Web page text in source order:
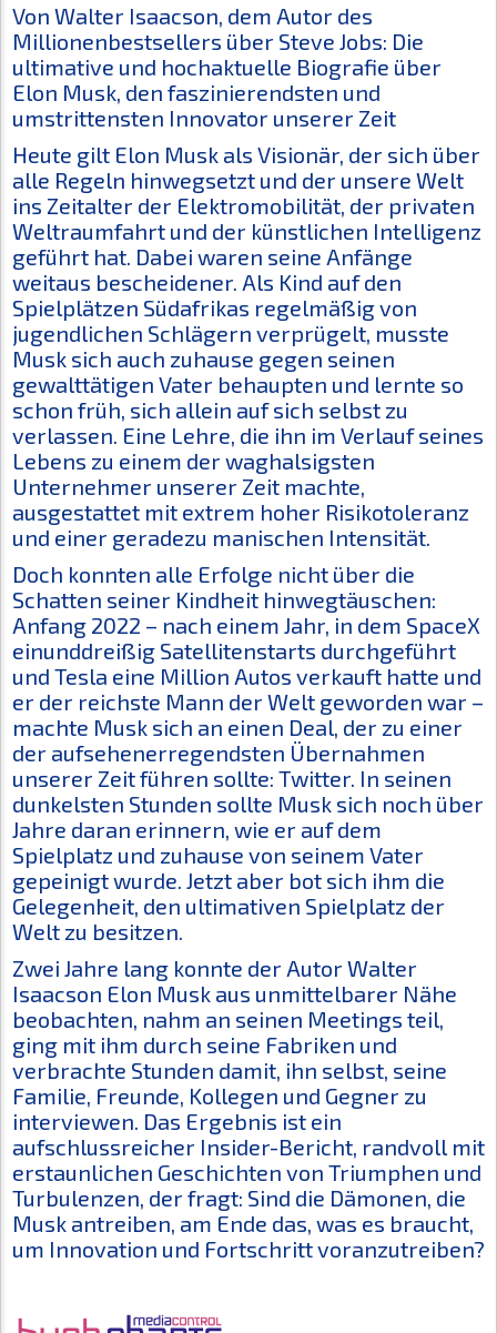
Von Walter Isaacson, dem Autor des
Millionenbestsellers über Steve Jobs: Die
ultimative und hochaktuelle Biografie über
Elon Musk, den faszinierendsten und
umstrittensten Innovator unserer Zeit
Heute gilt Elon Musk als Visionär, der sich über
alle Regeln hinwegsetzt und der unsere Welt
ins Zeitalter der Elektromobilität, der privaten
Weltraumfahrt und der künstlichen Intelligenz
geführt hat. Dabei waren seine Anfänge
weitaus bescheidener. Als Kind auf den
Spielplätzen Südafrikas regelmäßig von
jugendlichen Schlägern verprügelt, musste
Musk sich auch zuhause gegen seinen
gewalttätigen Vater behaupten und lernte so
schon früh, sich allein auf sich selbst zu
verlassen. Eine Lehre, die ihn im Verlauf seines
Lebens zu einem der waghalsigsten
Unternehmer unserer Zeit machte,
ausgestattet mit extrem hoher Risikotoleranz
und einer geradezu manischen Intensität.
Doch konnten alle Erfolge nicht über die
Schatten seiner Kindheit hinwegtäuschen:
Anfang 2022 – nach einem Jahr, in dem SpaceX
einunddreißig Satellitenstarts durchgeführt
und Tesla eine Million Autos verkauft hatte und
er der reichste Mann der Welt geworden war –
machte Musk sich an einen Deal, der zu einer
der aufsehenerregendsten Übernahmen
unserer Zeit führen sollte: Twitter. In seinen
dunkelsten Stunden sollte Musk sich noch über
Jahre daran erinnern, wie er auf dem
Spielplatz und zuhause von seinem Vater
gepeinigt wurde. Jetzt aber bot sich ihm die
Gelegenheit, den ultimativen Spielplatz der
Welt zu besitzen.
Zwei Jahre lang konnte der Autor Walter
Isaacson Elon Musk aus unmittelbarer Nähe
beobachten, nahm an seinen Meetings teil,
ging mit ihm durch seine Fabriken und
verbrachte Stunden damit, ihn selbst, seine
Familie, Freunde, Kollegen und Gegner zu
interviewen. Das Ergebnis ist ein
aufschlussreicher Insider-Bericht, randvoll mit
erstaunlichen Geschichten von Triumphen und
Turbulenzen, der fragt: Sind die Dämonen, die
Musk antreiben, am Ende das, was es braucht,
um Innovation und Fortschritt voranzutreiben?